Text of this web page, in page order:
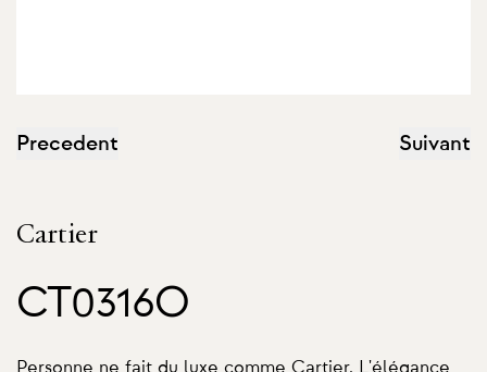
Precedent Suivant
Cartier
CT0316O
Personne ne fait du luxe comme Cartier. L'élégance